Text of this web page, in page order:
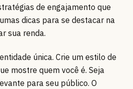
de engajamento que
dicas para se destacar na
sua renda.
única. Crie um estilo de
mostre quem você é. Seja
para seu público. O